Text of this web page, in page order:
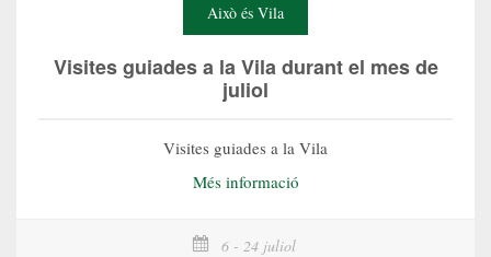
Això és Vila
Visites guiades a la Vila durant el mes de
juliol
Visites guiades a la Vila
Més informació
6 - 24 juliol